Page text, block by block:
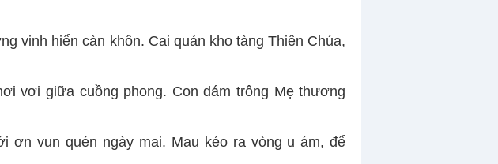
vinh hiển càn khôn. Cai quản kho tàng Thiên Chúa,
vơi giữa cuồng phong. Con dám trông Mẹ thương
ơn vun quén ngày mai. Mau kéo ra vòng u ám, để